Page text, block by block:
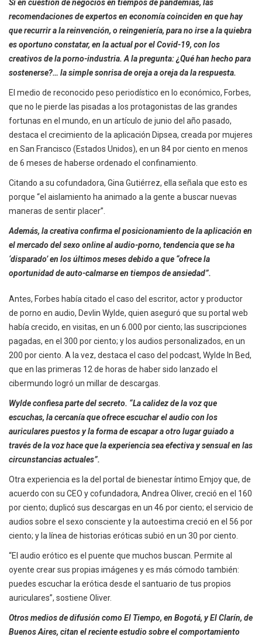
Si en cuestión de negocios en tiempos de pandemias, las
recomendaciones de expertos en economía coinciden en que hay
que recurrir a la reinvención, o reingeniería, para no irse a la quiebra
es oportuno constatar, en la actual por el Covid-19, con los
creativos de la porno-industria. A la pregunta: ¿Qué han hecho para
sostenerse?… la simple sonrisa de oreja a oreja da la respuesta.
El medio de reconocido peso periodístico en lo económico, Forbes,
que no le pierde las pisadas a los protagonistas de las grandes
fortunas en el mundo, en un artículo de junio del año pasado,
destaca el crecimiento de la aplicación Dipsea, creada por mujeres
en San Francisco (Estados Unidos), en un 84 por ciento en menos
de 6 meses de haberse ordenado el confinamiento.
Citando a su cofundadora, Gina Gutiérrez, ella señala que esto es
porque “el aislamiento ha animado a la gente a buscar nuevas
maneras de sentir placer”.
Además, la creativa confirma el posicionamiento de la aplicación en
el mercado del sexo online al audio-porno, tendencia que se ha
‘disparado’ en los últimos meses debido a que “ofrece la
oportunidad de auto-calmarse en tiempos de ansiedad”.
Antes, Forbes había citado el caso del escritor, actor y productor
de porno en audio, Devlin Wylde, quien aseguró que su portal web
había crecido, en visitas, en un 6.000 por ciento; las suscripciones
pagadas, en el 300 por ciento; y los audios personalizados, en un
200 por ciento. A la vez, destaca el caso del podcast, Wylde In Bed,
que en las primeras 12 de horas de haber sido lanzado el
cibermundo logró un millar de descargas.
Wylde confiesa parte del secreto. “La calidez de la voz que
escuchas, la cercanía que ofrece escuchar el audio con los
auriculares puestos y la forma de escapar a otro lugar guiado a
través de la voz hace que la experiencia sea efectiva y sensual en las
circunstancias actuales”.
Otra experiencia es la del portal de bienestar íntimo Emjoy que, de
acuerdo con su CEO y cofundadora, Andrea Oliver, creció en el 160
por ciento; duplicó sus descargas en un 46 por ciento; el servicio de
audios sobre el sexo consciente y la autoestima creció en el 56 por
ciento; y la línea de historias eróticas subió en un 30 por ciento.
“El audio erótico es el puente que muchos buscan. Permite al
oyente crear sus propias imágenes y es más cómodo también:
puedes escuchar la erótica desde el santuario de tus propios
auriculares”, sostiene Oliver.
Otros medios de difusión como El Tiempo, en Bogotá, y El Clarín, de
Buenos Aires, citan el reciente estudio sobre el comportamiento